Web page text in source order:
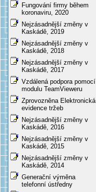
Fungování firmy během
koronaviru, 2020
Nejzásadnější změny v
Kaskádě, 2019
Nejzásadnější změny v
Kaskádě, 2018
Nejzásadnější změny v
Kaskádě, 2017
Vzdálená podpora pomocí
modulu TeamVieweru
Zprovozněna Elektronická
evidence tržeb
Nejzásadnější změny v
Kaskádě, 2016
Nejzásadnější změny v
Kaskádě, 2015
Nejzásadnější změny v
Kaskádě, 2014
Generační výměna
telefonní ústředny